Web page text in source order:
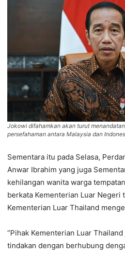
Jokowi difahamkan akan turut
persefahaman antara Malaysia dan
Sementara itu pada Selasa,
Anwar Ibrahim yang juga
kehilangan wanita warga
berkata Kementerian Luar Negeri
Kementerian Luar Thailand
“Pihak Kementerian Luar
tindakan dengan berhubung